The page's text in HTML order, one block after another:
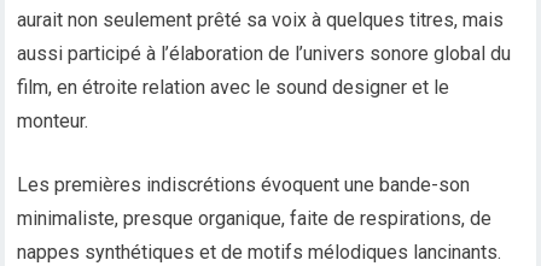
aurait non seulement prêté sa voix à quelques titres, mais
aussi participé à l’élaboration de l’univers sonore global du
film, en étroite relation avec le sound designer et le
monteur.
Les premières indiscrétions évoquent une bande-son
minimaliste, presque organique, faite de respirations, de
nappes synthétiques et de motifs mélodiques lancinants.